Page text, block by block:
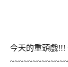
今天的重頭戲!!!